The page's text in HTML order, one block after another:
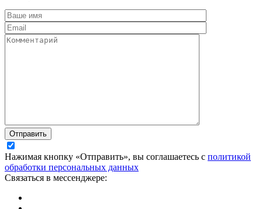
Отправить
Нажимая кнопку «Отправить», вы соглашаетесь с политикой
обработки персональных данных
Связаться в мессенджере: